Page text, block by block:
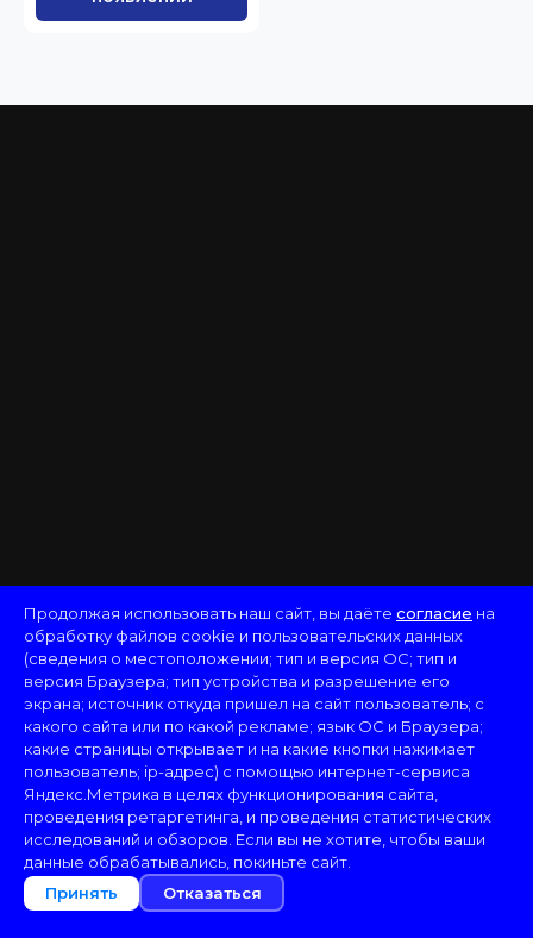
Продолжая использовать наш сайт, вы даёте согласие на
обработку файлов cookie и пользовательских данных
(сведения о местоположении; тип и версия ОС; тип и
версия Браузера; тип устройства и разрешение его
экрана; источник откуда пришел на сайт пользователь; с
какого сайта или по какой рекламе; язык ОС и Браузера;
какие страницы открывает и на какие кнопки нажимает
пользователь; ip-адрес) с помощью интернет-сервиса
Яндекс.Метрика в целях функционирования сайта,
проведения ретаргетинга, и проведения статистических
исследований и обзоров. Если вы не хотите, чтобы ваши
данные обрабатывались, покиньте сайт.
Принять
Отказаться